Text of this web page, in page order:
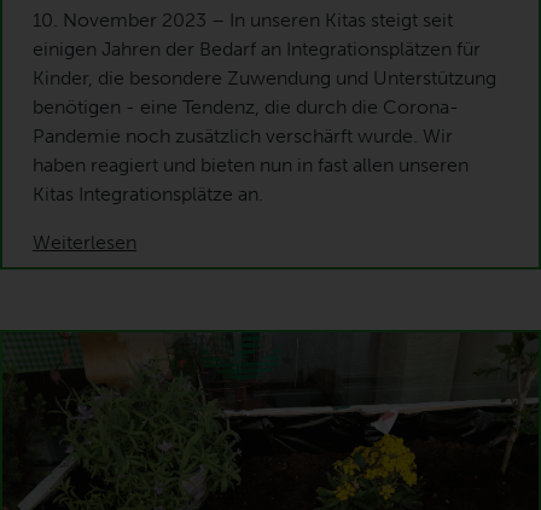
10. November 2023 – In unseren Kitas steigt seit
einigen Jahren der Bedarf an Integrationsplätzen für
Kinder, die besondere Zuwendung und Unterstützung
benötigen - eine Tendenz, die durch die Corona-
Pandemie noch zusätzlich verschärft wurde. Wir
haben reagiert und bieten nun in fast allen unseren
Kitas Integrationsplätze an.
Weiterlesen